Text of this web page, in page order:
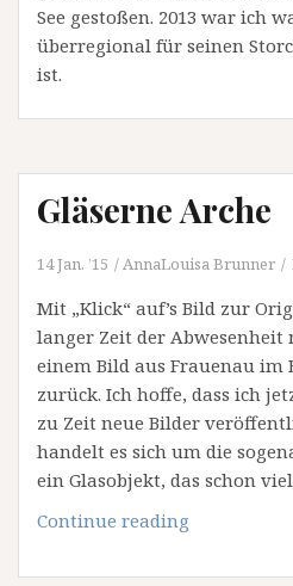
See gestoßen. 2013 war ich
überregional für seinen
ist.
Gläserne Arche
14 Jan. ’15 AnnaLouisa Brunner
Mit „Klick“ auf’s Bild zur
langer Zeit der
einem Bild aus Frauenau im
zurück. Ich hoffe, dass ich
zu Zeit neue Bilder
handelt es sich um die
ein Glasobjekt, das schon
Continue reading